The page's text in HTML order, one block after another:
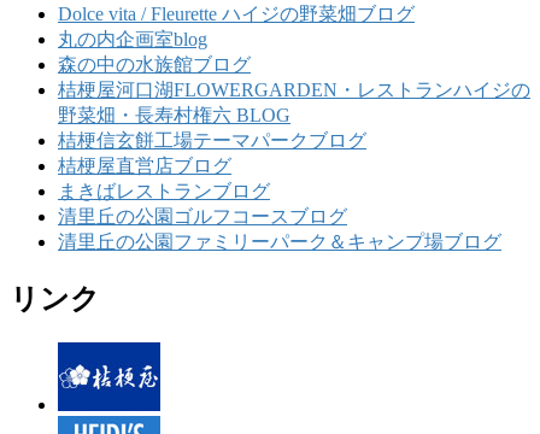
Dolce vita / Fleurette ハイジの野菜畑ブログ
丸の内企画室blog
森の中の水族館ブログ
桔梗屋河口湖FLOWERGARDEN・レストランハイジの
野菜畑・長寿村権六 BLOG
桔梗信玄餅工場テーマパークブログ
桔梗屋直営店ブログ
まきばレストランブログ
清里丘の公園ゴルフコースブログ
清里丘の公園ファミリーパーク＆キャンプ場ブログ
リンク